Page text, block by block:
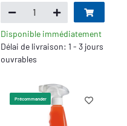
Disponible immédiatement
Délai de livraison: 1 - 3 jours
ouvrables
Précommander